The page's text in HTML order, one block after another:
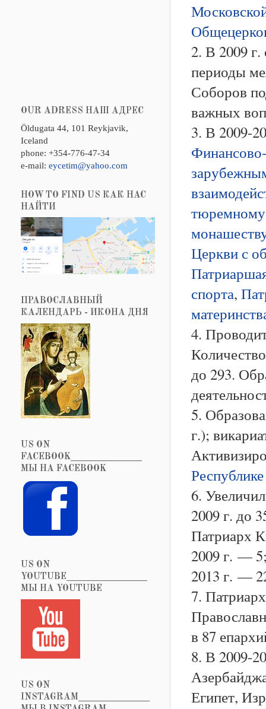
2. В 2009
периоды
Соборов
важных
3. В 2009-
Церкви с
спорта,
4.
до 293.
5.
г.);
6.
2009 г. до
Патриарх
2009 г. —
2013 г. —
7.
в 87
8. В 2009-
Египет,
OUR ADRESS НАШ АДРЕС
Öldugata 44, 101 Reykjavik,
Iceland
phone: +354-776-47-34
e-mail: eycetim@yahoo.com
HOW TO FIND US КАК НАС
НАЙТИ
ПРАВОСЛАВНЫЙ
КАЛЕНДАРЬ - ИКОНА ДНЯ
US ON
FACEBOOK_______________
МЫ НА FACEBOOK
US ON
YOUTUBE_________________
МЫ НА YOUTUBE
US ON
INSTAGRAM_______________